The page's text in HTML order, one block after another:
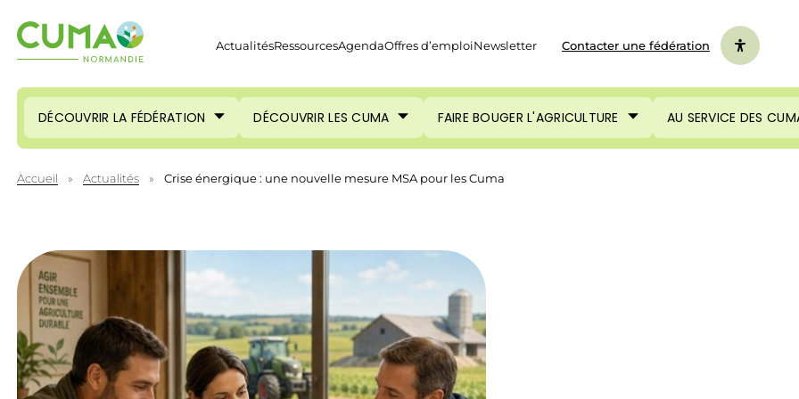
ActualitésRessourcesAgendaOffres d’emploiNewsletter Contacter une fédération
DÉCOUVRIR LA FÉDÉRATION DÉCOUVRIR LES CUMA FAIRE BOUGER L'AGRICULTURE AU SERVICE DES
Accueil » Actualités » Crise énergique : une nouvelle mesure MSA pour les Cuma